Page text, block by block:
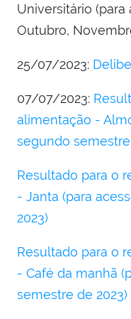
Universitário
Outubro,
25/07/2023:
07/07/2023:
alimentação -
segundo semestre
Resultado para o
- Janta (para
2023)
Resultado para o
- Café da manhã
semestre de 2023)